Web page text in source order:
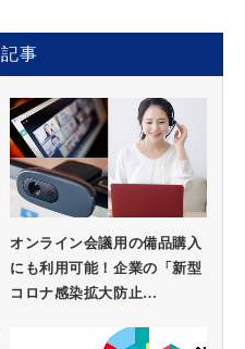
事
オンライン会議用の備品購入
にも利用可能！企業の「新型
コロナ感染拡大防止…